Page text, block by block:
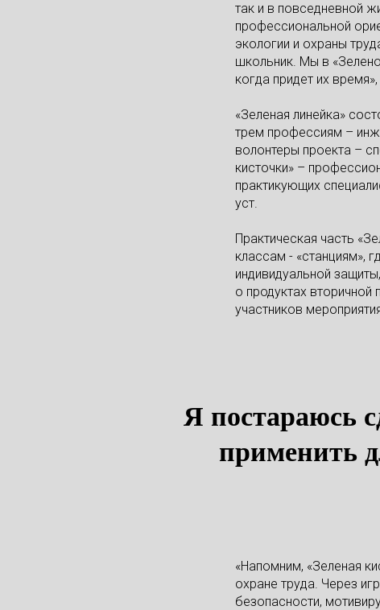
так и в повседневной
профессиональной
экологии и охраны
школьник. Мы в
когда придет их
«Зеленая линейка»
трем профессиям –
волонтеры проекта –
кисточки» –
практикующих
уст.
Практическая часть
классам - «станциям»,
индивидуальной
о продуктах
участников
Я постараюсь
применить
«Напомним, «Зеленая
охране труда. Через
безопасности,